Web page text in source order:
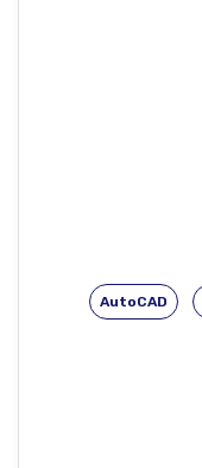
AutoCAD